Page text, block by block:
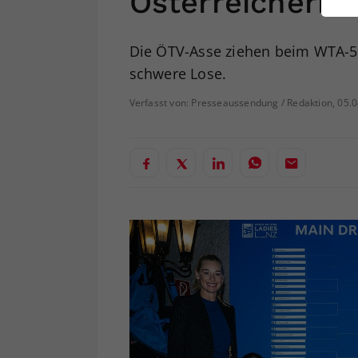
Die ÖTV-Asse ziehen beim
schwere Lose.
Verfasst von: Presseaussendung / Redaktion,